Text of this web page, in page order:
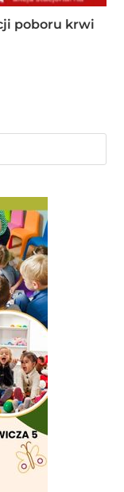
poboru krwi